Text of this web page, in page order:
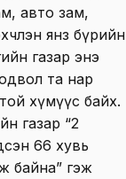
авто зам,
янз бүрийн
газар энэ
та нар
хүмүүс байх.
газар “2
66 хувь
байна” гэж